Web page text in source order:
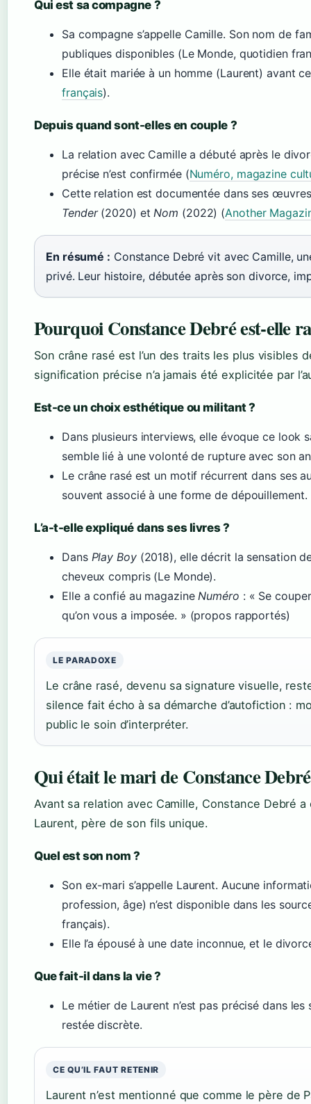
Qui est sa compagne ?
Sa compagne s’appelle Camille. Son nom de
publiques disponibles (Le Monde, quotidien
Elle était mariée à un homme (Laurent) avant
français).
Depuis quand sont-elles en couple ?
La relation avec Camille a débuté après le
précise n’est confirmée (Numéro, magazine
Cette relation est documentée dans ses
Tender(2020) etNom (2022) (Another
En résumé : Constance Debré vit avec Camille,
privé. Leur histoire, débutée après son divorce,
Pourquoi Constance Debré est-elle
Son crâne rasé est l’un des traits les plus visibles
signification précise n’a jamais été explicitée par
Est-ce un choix esthétique ou militant ?
Dans plusieurs interviews, elle évoque ce look
semble lié à une volonté de rupture avec son
Le crâne rasé est un motif récurrent dans ses
souvent associé à une forme de dépouillement.
L’a-t-elle expliqué dans ses livres ?
Dans Play Boy(2018), elle décrit la sensation
cheveux compris (Le Monde).
Elle a confié au magazineNuméro : « Se
qu’on vous a imposée. » (propos rapportés)
LE PARADOXE
Le crâne rasé, devenu sa signature visuelle,
silence fait écho à sa démarche d’autofiction :
public le soin d’interpréter.
Qui était le mari de Constance
Avant sa relation avec Camille, Constance Debré
Laurent, père de son fils unique.
Quel est son nom ?
Son ex-mari s’appelle Laurent. Aucune
profession, âge) n’est disponible dans les
français).
Elle l’a épousé à une date inconnue, et le
Que fait-il dans la vie ?
Le métier de Laurent n’est pas précisé dans
restée discrète.
CE QU’IL FAUT RETENIR
Laurent n’est mentionné que comme le père de